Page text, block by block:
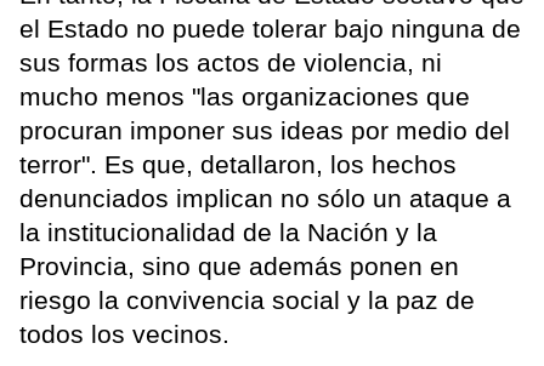
el Estado no puede tolerar bajo ninguna de
sus formas los actos de violencia, ni
mucho menos "las organizaciones que
procuran imponer sus ideas por medio del
terror". Es que, detallaron, los hechos
denunciados implican no sólo un ataque a
la institucionalidad de la Nación y la
Provincia, sino que además ponen en
riesgo la convivencia social y la paz de
todos los vecinos.